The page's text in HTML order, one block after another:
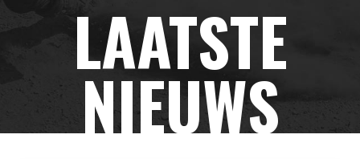
LAATSTE
NIEUWS